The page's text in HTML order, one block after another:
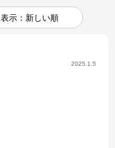
表示：新しい順
2025.1.5